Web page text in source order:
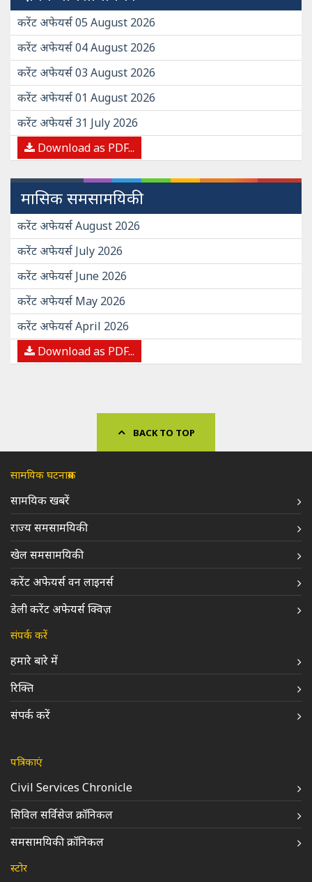
करेंट अफेयर्स 05 August 2026
करेंट अफेयर्स 04 August 2026
करेंट अफेयर्स 03 August 2026
करेंट अफेयर्स 01 August 2026
करेंट अफेयर्स 31 July 2026
Download as PDF...
मासिक समसामयिकी
करेंट अफेयर्स August 2026
करेंट अफेयर्स July 2026
करेंट अफेयर्स June 2026
करेंट अफेयर्स May 2026
करेंट अफेयर्स April 2026
Download as PDF...
BACK TO TOP
सामयिक घटनाक्रम
सामयिक खबरें
राज्य समसामयिकी
खेल समसामयिकी
करेंट अफेयर्स वन लाइनर्स
डेली करेंट अफेयर्स क्विज़
संपर्क करें
हमारे बारे में
रिक्ति
संपर्क करें
पत्रिकाएं
Civil Services Chronicle
सिविल सर्विसेज क्रॉनिकल
समसामयिकी क्रॉनिकल
स्टोर